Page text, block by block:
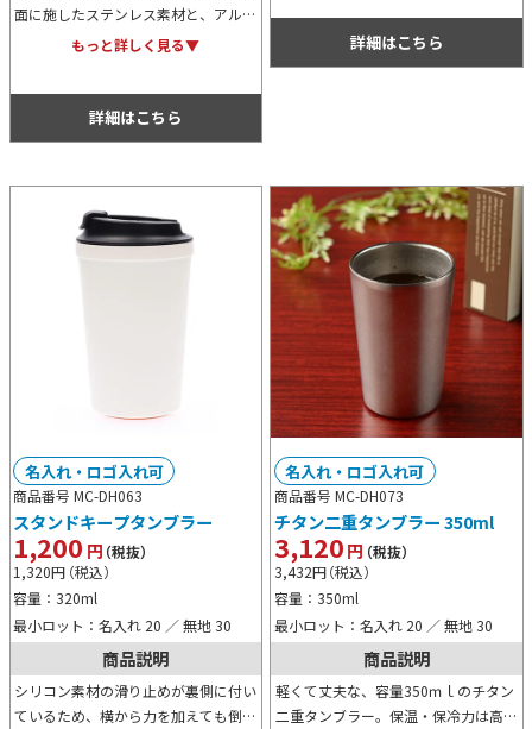
面に施したステンレス素材と、アルミ
缶がすっぽり収まるサイズ感が特徴の
もっと詳しく見る▼
詳細はこちら
ッズ等の物販などにおすすめです。
詳細はこちら
商品番号 MC-DH063
スタンドキープタンブラー
1,200 円（税抜）
1,320円（税込）
容量：320ml
最小ロット：名入れ 20 ／ 無地 30
名入れ・ロゴ入れ可
商品説明
シリコン素材の滑り止めが裏側に付い
ているため、横から力を加えても倒れ
商品番号 MC-DH073
チタン二重タンブラー 350ml
3,120円（税抜）
3,432円（税込）
容量：350ml
最小ロット：名入れ 20 ／ 無地 30
名入れ・ロゴ入れ可
商品説明
軽くて丈夫な、容量350ｍｌのチタン
二重タンブラー。保温・保冷力は高い